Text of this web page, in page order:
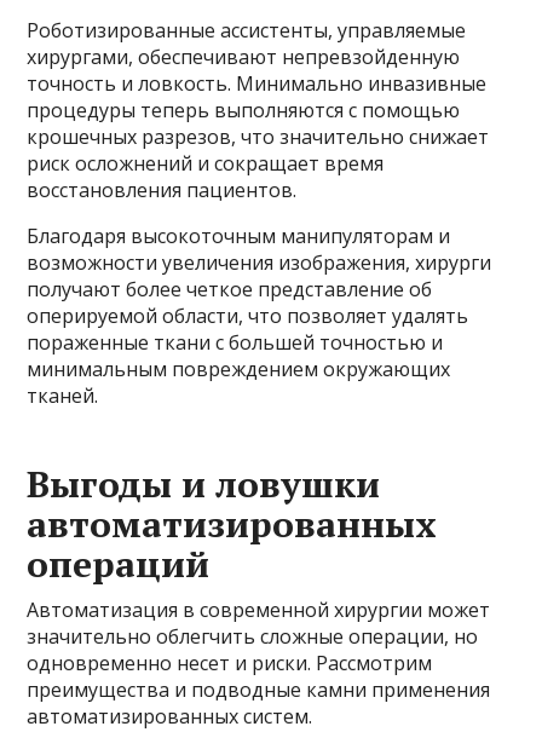
Роботизированные ассистенты, управляемые
хирургами, обеспечивают непревзойденную
точность и ловкость. Минимально инвазивные
процедуры теперь выполняются с помощью
крошечных разрезов, что значительно снижает
риск осложнений и сокращает время
восстановления пациентов.
Благодаря высокоточным манипуляторам и
возможности увеличения изображения, хирурги
получают более четкое представление об
оперируемой области, что позволяет удалять
пораженные ткани с большей точностью и
минимальным повреждением окружающих
тканей.
Выгоды и ловушки
автоматизированных
операций
Автоматизация в современной хирургии может
значительно облегчить сложные операции, но
одновременно несет и риски. Рассмотрим
преимущества и подводные камни применения
автоматизированных систем.